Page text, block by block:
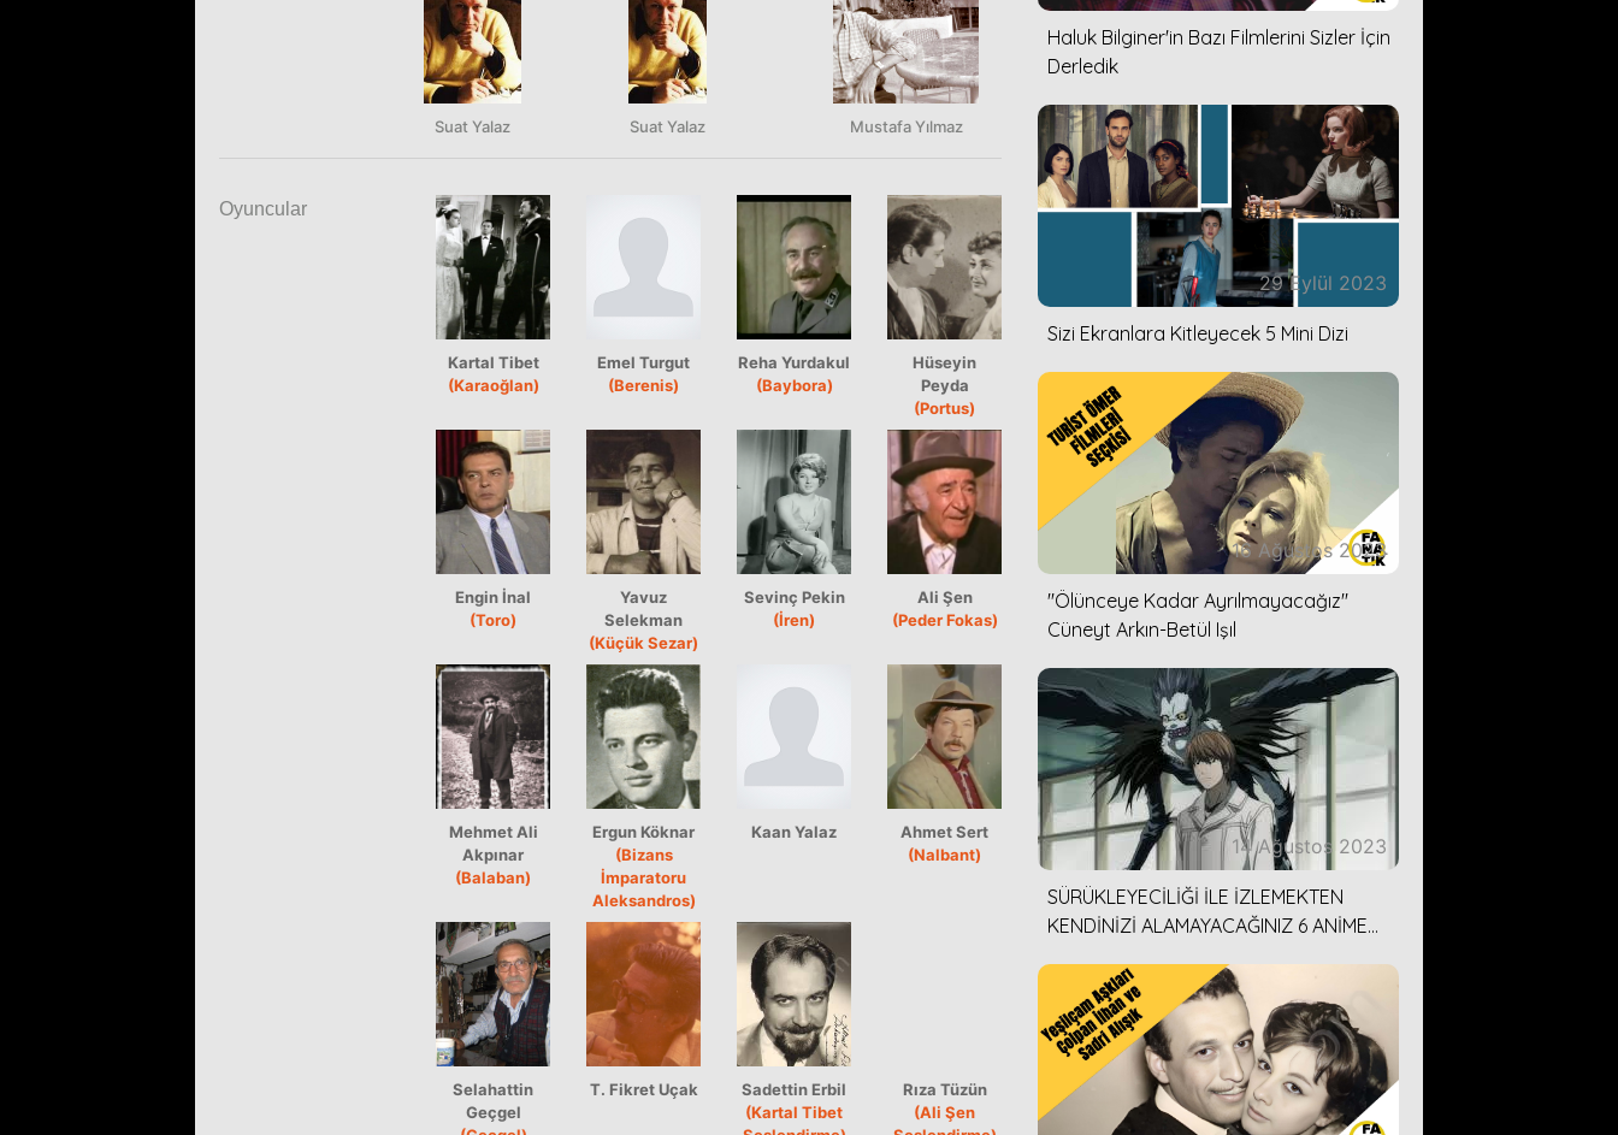
Suat Yalaz Suat Yalaz Mustafa Yılmaz
Oyuncular
Kartal Tibet
(Karaoğlan)
Emel Turgut
(Berenis)
Reha Yurdakul
(Baybora)
Hüseyin
Peyda
(Portus)
Engin İnal
(Toro)
Yavuz
Selekman
(Küçük Sezar)
Sevinç Pekin
(İren)
Ali Şen
(Peder Fokas)
Mehmet Ali
Akpınar
(Balaban)
Ergun Köknar
(Bizans
İmparatoru
Aleksandros)
Kaan Yalaz
Ahmet Sert
(Nalbant)
Selahattin
Geçgel
T. Fikret Uçak
Sadettin Erbil
(Kartal Tibet
Rıza Tüzün
(Ali Şen
Haluk Bilginer'in Bazı Filmlerini Sizler İçin
Derledik
29 Eylül 2023
Sizi Ekranlara Kitleyecek 5 Mini Dizi
16 Ağustos 2023
''Ölünceye Kadar Ayrılmayacağız''
Cüneyt Arkın-Betül Işıl
14 Ağustos 2023
SÜRÜKLEYECİLİĞİ İLE İZLEMEKTEN
KENDİNİZİ ALAMAYACAĞINIZ 6 ANİME